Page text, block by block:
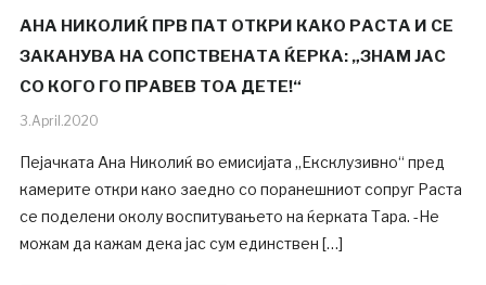
АНА НИКОЛИЌ ПРВ ПАТ ОТКРИ КАКО РАСТА И СЕ
ЗАКАНУВА НА СОПСТВЕНАТА ЌЕРКА: „ЗНАМ ЈАС
СО КОГО ГО ПРАВЕВ ТОА ДЕТЕ!“
3.April.2020
Пејачката Ана Николиќ во емисијата „Ексклузивно“ пред
камерите откри како заедно со поранешниот сопруг Раста
се поделени околу воспитувањето на ќерката Тара. -Не
можам да кажам дека јас сум единствен […]